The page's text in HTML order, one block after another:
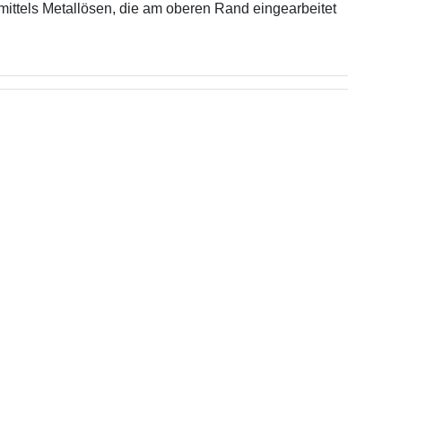
Metallösen, die am oberen Rand eingearbeitet